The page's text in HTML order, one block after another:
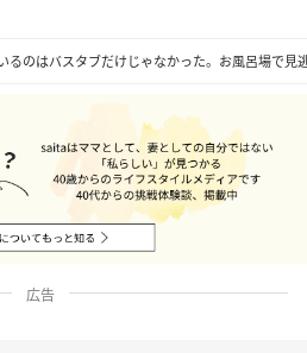
るのはバスタブだけじゃなかった。お風呂場で
広告